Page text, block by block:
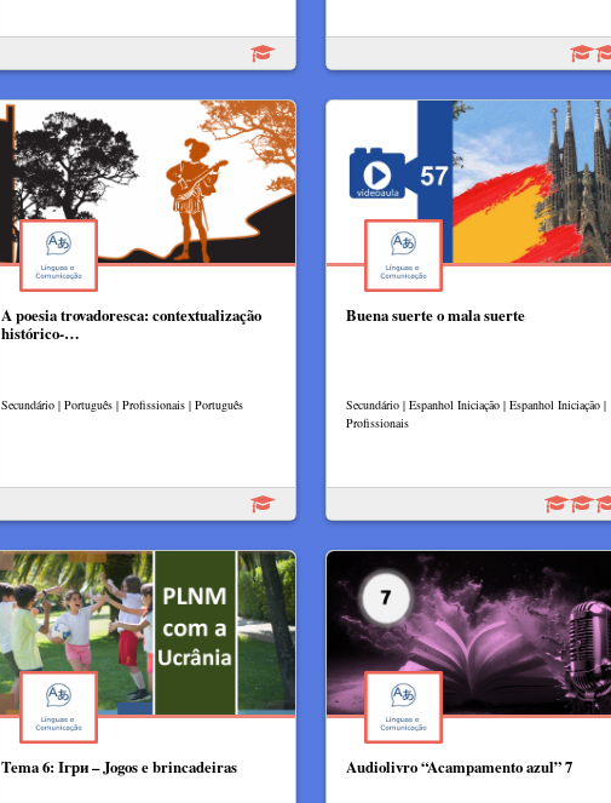
A poesia trovadoresca: contextualização
histórico-…
Secundário | Português | Profissionais | Português
Buena suerte o mala suerte
Secundário | Espanhol Iniciação | Espanhol Iniciação |
Profissionais
Tema 6: Ігри – Jogos e brincadeiras Audiolivro “Acampamento azul” 7